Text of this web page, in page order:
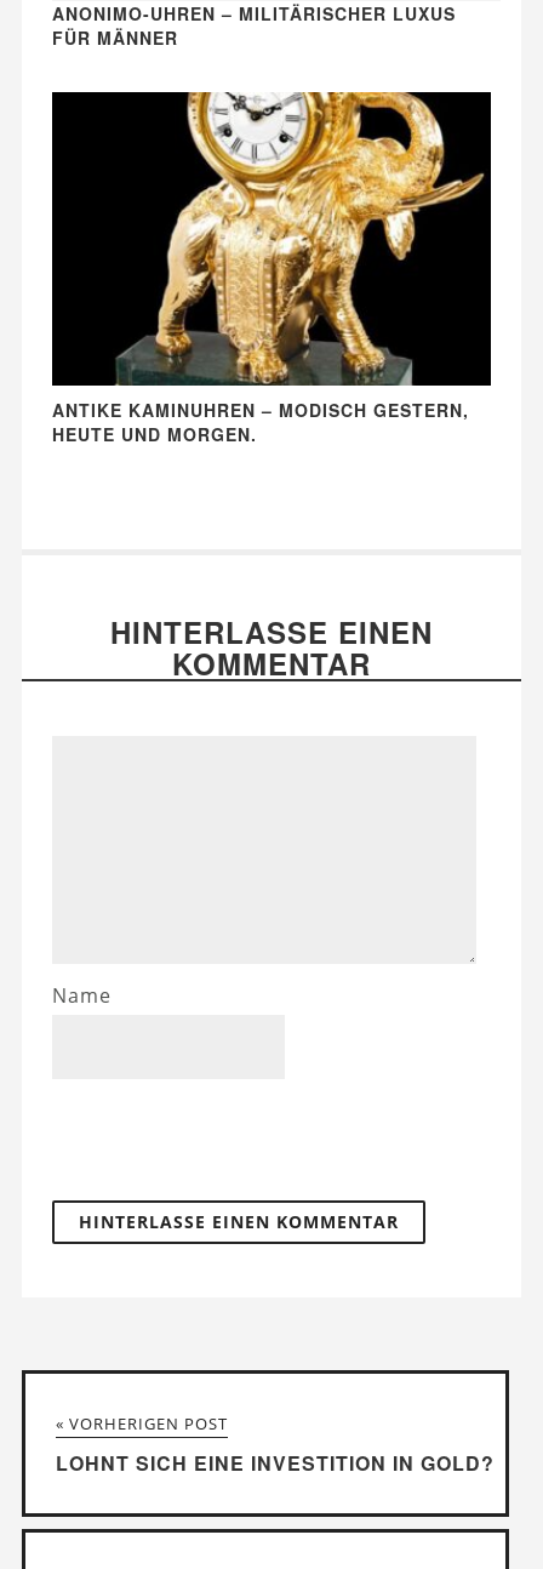
ANONIMO-UHREN – MILITÄRISCHER LUXUS
FÜR MÄNNER
ANTIKE KAMINUHREN – MODISCH GESTERN,
HEUTE UND MORGEN.
HINTERLASSE EINEN
KOMMENTAR
Name
« VORHERIGEN POST
LOHNT SICH EINE INVESTITION IN GOLD?